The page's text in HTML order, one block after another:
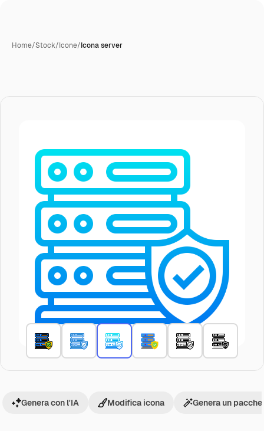
Home/Stock/Icone/Icona server
Genera con l'IA Modifica icona Genera un